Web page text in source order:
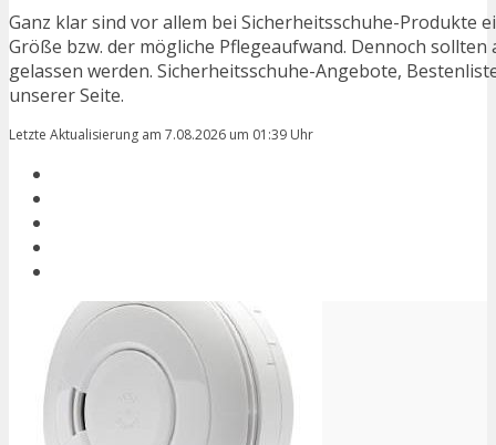
Ganz klar sind vor allem bei Sicherheitsschuhe-Produkte
Größe bzw. der mögliche Pflegeaufwand. Dennoch
gelassen werden. Sicherheitsschuhe-Angebote,
unserer Seite.
Letzte Aktualisierung am 7.08.2026 um 01:39 Uhr